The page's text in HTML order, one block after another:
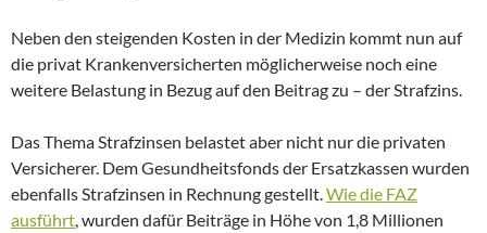
Neben den steigenden Kosten in der Medizin kommt nun auf
die privat Krankenversicherten möglicherweise noch eine
weitere Belastung in Bezug auf den Beitrag zu – der Strafzins.
Das Thema Strafzinsen belastet aber nicht nur die privaten
Versicherer. Dem Gesundheitsfonds der Ersatzkassen wurden
ebenfalls Strafzinsen in Rechnung gestellt.Wie die FAZ
ausführt, wurden dafür Beiträge in Höhe von 1,8 Millionen